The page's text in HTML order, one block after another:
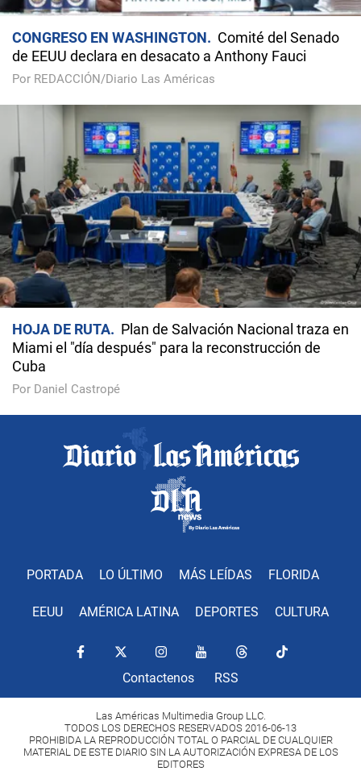
CONGRESO EN WASHINGTON
Comité del Senado
de EEUU declara en desacato a Anthony Fauci
Por REDACCIÓN/Diario Las Américas
HOJA DE RUTA
Plan de Salvación Nacional traza en
Miami el "día después" para la reconstrucción de
Cuba
Por Daniel Castropé
PORTADA LO ÚLTIMO MÁS LEÍDAS FLORIDA
EEUU AMÉRICA LATINA DEPORTES CULTURA
Contactenos RSS
Las Américas Multimedia Group LLC.
TODOS LOS DERECHOS RESERVADOS 2016-06-13
PROHIBIDA LA REPRODUCCIÓN TOTAL O PARCIAL DE CUALQUIER
MATERIAL DE ESTE DIARIO SIN LA AUTORIZACIÓN EXPRESA DE LOS
EDITORES